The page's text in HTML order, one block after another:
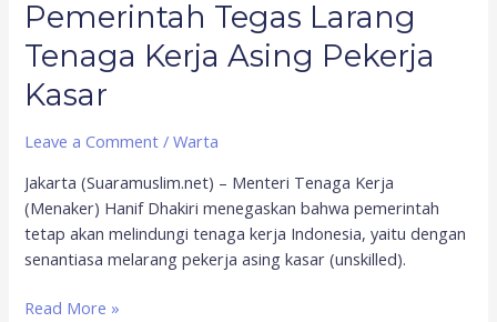
Pemerintah Tegas Larang
Tenaga Kerja Asing Pekerja
Kasar
Leave a Comment /Warta
Jakarta (Suaramuslim.net) – Menteri Tenaga Kerja
(Menaker) Hanif Dhakiri menegaskan bahwa pemerintah
tetap akan melindungi tenaga kerja Indonesia, yaitu dengan
senantiasa melarang pekerja asing kasar (unskilled).
Read More »